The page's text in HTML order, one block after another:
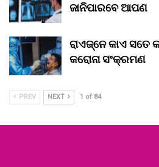
ଜାନିପାରବେ ଆପଣ
ରାଏଜ୍‌ନେ କାଏ ସତେ
କରୋନା ସଂକ୍ରମଣ
PREV NEXT 1 of 84